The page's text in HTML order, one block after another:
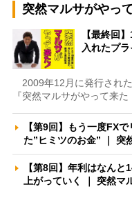
突然マルサがやっ
【最終回
入れたプ
2009年12月に発行され
『突然マルサがやって来
【第9回】もう一度FX
た”ヒミツのお金” ｜ 突
【第8回】年利はなん
上がっていく ｜ 突然マ